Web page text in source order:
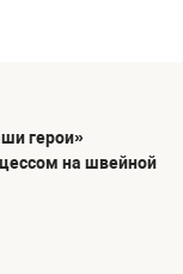
герои»
на швейной